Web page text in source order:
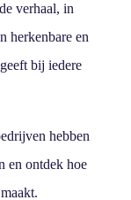
verhaal, in
herkenbare en
bij iedere
hebben
en ontdek hoe